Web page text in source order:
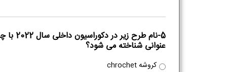
5-نام طرح زیر در دکوراسیون
عنوانی شناخته می شود؟
کروشه chrochet